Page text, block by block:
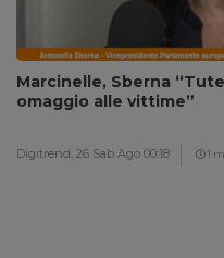
Marcinelle, Sberna
omaggio alle vittime”
Digitrend, 26 Sab Ago 00:18 1